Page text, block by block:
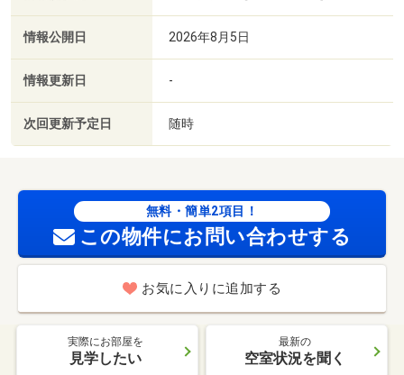
情報公開日 2026年8月5日
情報更新日 -
次回更新予定日 随時
無料・簡単2項目！
この物件にお問い合わせする
お気に入りに追加する
実際にお部屋を
見学したい
最新の
空室状況を聞く